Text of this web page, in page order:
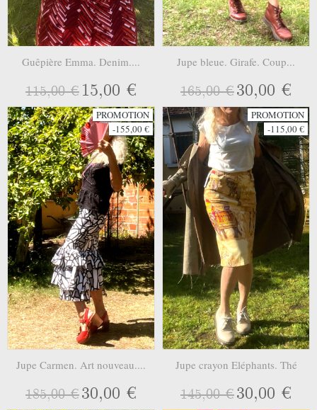
Guêpière Emma. Denim....
115,00 € 15,00 €
Jupe bleue. Girafe. Coup...
165,00 €30,00 €
PROMOTION
-155,00 €
Jupe Carmen. Art nouveau....
185,00 €30,00 €
PROMOTION
-115,00 €
Jupe crayon Eléphants. Thé
145,00 €30,00 €